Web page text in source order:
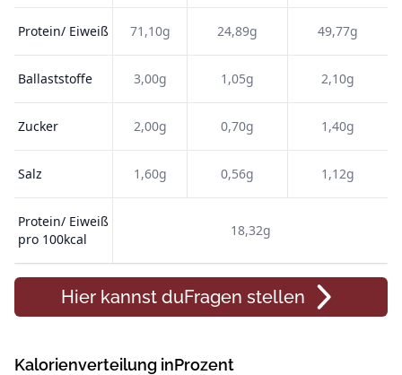
Protein/ Eiweiß 71,10g 24,89g 49,77g
Ballaststoffe 3,00g 1,05g 2,10g
Zucker 2,00g 0,70g 1,40g
Salz 1,60g 0,56g 1,12g
Protein/ Eiweiß
pro 100kcal
18,32g
Hier kannst duFragen stellen
Kalorienverteilung inProzent